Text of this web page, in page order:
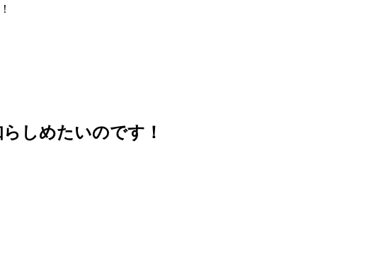
しめたいのです！